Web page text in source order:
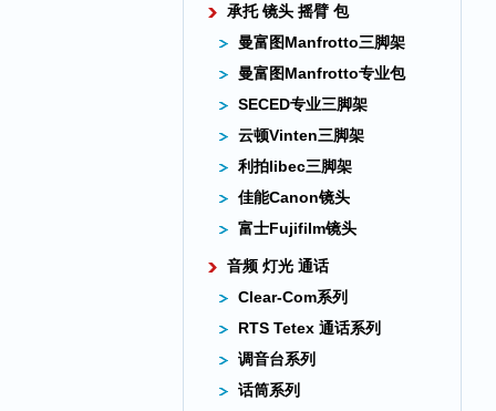
承托 镜头 摇臂 包
曼富图Manfrotto三脚架
曼富图Manfrotto专业包
SECED专业三脚架
云顿Vinten三脚架
利拍libec三脚架
佳能Canon镜头
富士Fujifilm镜头
音频 灯光 通话
Clear-Com系列
RTS Tetex 通话系列
调音台系列
话筒系列